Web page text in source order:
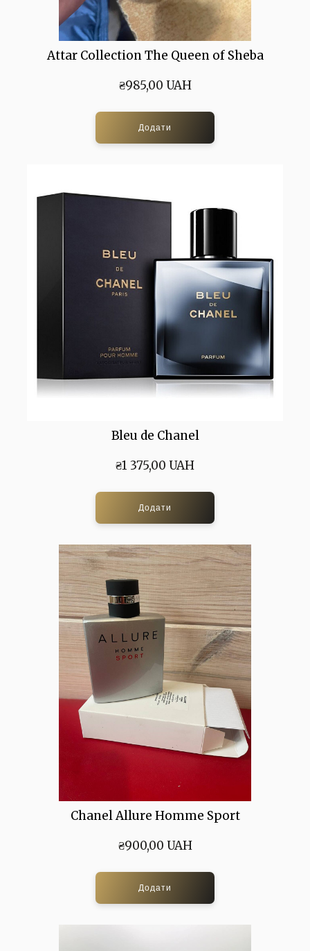
Attar Collection The Queen of Sheba
₴985,00 UAH
Додати
Bleu de Chanel
₴1 375,00 UAH
Додати
Chanel Allure Homme Sport
₴900,00 UAH
Додати